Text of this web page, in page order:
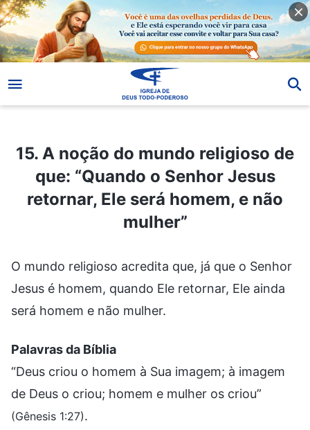
15. A noção do mundo religioso de
que: “Quando o Senhor Jesus
retornar, Ele será homem, e não
mulher”
O mundo religioso acredita que, já que o Senhor
Jesus é homem, quando Ele retornar, Ele ainda
será homem e não mulher.
Palavras da Bíblia
“Deus criou o homem à Sua imagem; à imagem
de Deus o criou; homem e mulher os criou”
(Gênesis 1:27).